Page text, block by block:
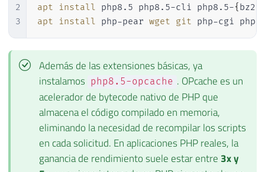
2
3
apt
install php8.5 php8.5-cli php8.5-{
apt
install php-pear wget git php-cgi php-
Además de las extensiones básicas, ya
instalamos php8.5-opcache . OPcache es un
acelerador de bytecode nativo de PHP que
almacena el código compilado en memoria,
eliminando la necesidad de recompilar los scripts
en cada solicitud. En aplicaciones PHP reales, la
ganancia de rendimiento suele estar entre 3x y